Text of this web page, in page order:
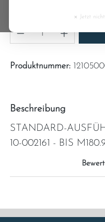
Preise inkl. MwSt. zzgl.
Produkt Anzahl: Gib
Produktnummer:
Beschreibung
STANDARD-
10-002161 - BIS
Czech Republic
Finland
Ireland
× Jetzt nicht